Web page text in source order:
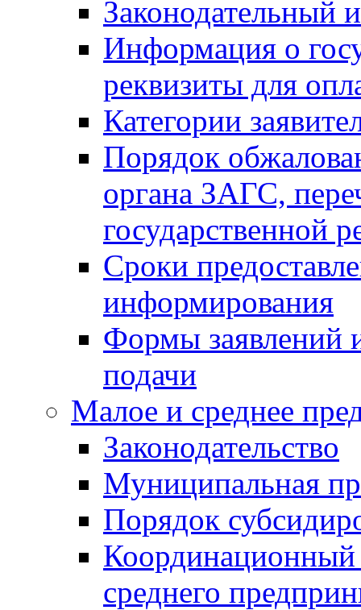
Законодательный
Информация о
реквизиты для
Категории
Порядок
органа ЗАГС,
государственной
Сроки
информирования
Формы заявлений
подачи
Малое и среднее
Законодательство
Муниципальная
Порядок
Координационный
среднего